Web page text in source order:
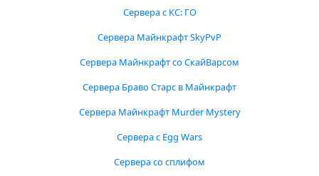
Сервера с КС: ГО
Сервера Майнкрафт SkyPvP
Сервера Майнкрафт со СкайВарсом
Сервера Браво Старс в Майнкрафт
Сервера Майнкрафт Murder Mystery
Сервера с Egg Wars
Сервера со сплифом